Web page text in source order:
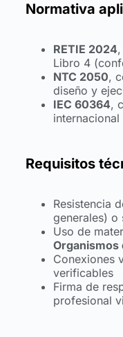
Normativa
RETIE 2024
Libro 4
NTC 2050,
diseño y
IEC 60364,
internacional
Requisitos
Resistencia
generales) o
Uso de
Organismos
Conexiones
verificables
Firma de
profesional